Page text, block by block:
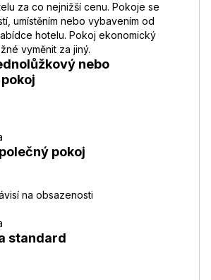
za co nejnižší cenu. Pokoje se
umístěním nebo vybavením od
hotelu. Pokoj ekonomický
vyměnit za jiný.
nebo
pokoj
na obsazenosti
standard